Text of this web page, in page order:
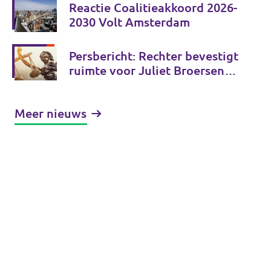
Reactie Coalitieakkoord 2026-
2030 Volt Amsterdam
Persbericht: Rechter bevestigt
ruimte voor Juliet Broersen
Meer nieuws